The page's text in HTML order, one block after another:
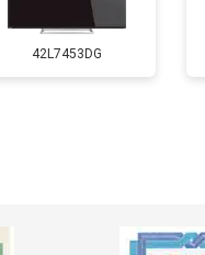
5500 ₽
42L7453DG